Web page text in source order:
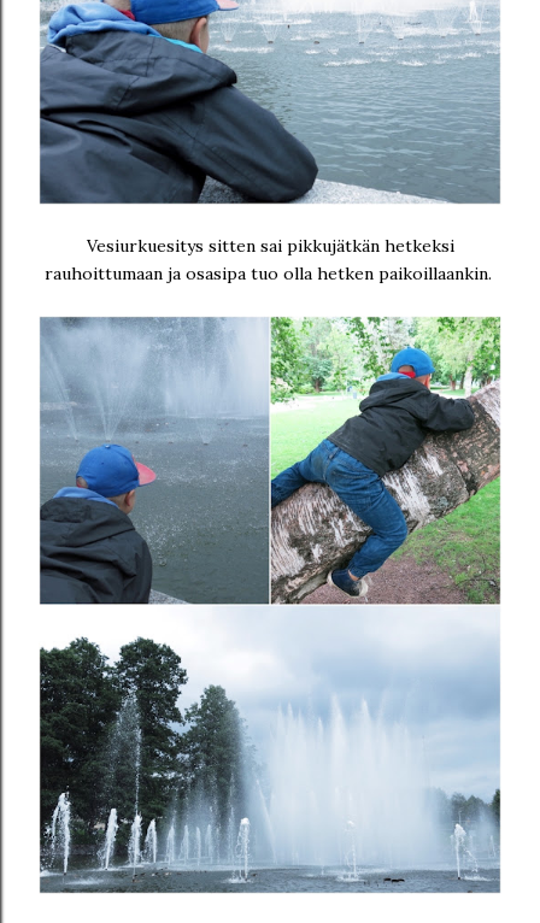
Vesiurkuesitys sitten sai pikkujätkän hetkeksi
rauhoittumaan ja osasipa tuo olla hetken paikoillaankin.